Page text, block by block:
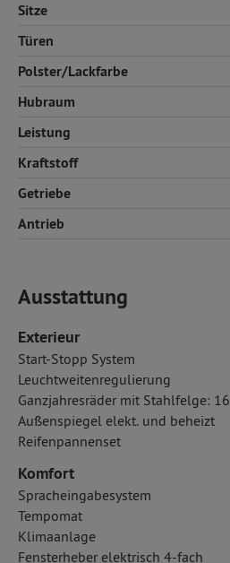
Sitze
Türen
Polster/Lackfarbe
Hubraum
Leistung
Kraftstoff
Getriebe
Antrieb
Ausstattung
Exterieur
Start-Stopp System
Leuchtweitenregulierung
Ganzjahresräder mit Stahlfelge:
Außenspiegel elekt. und beheizt
Reifenpannenset
Komfort
Spracheingabesystem
Tempomat
Klimaanlage
Fensterheber elektrisch 4-fach